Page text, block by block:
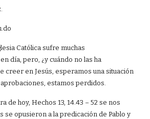
Católica sufre muchas
día, pero, ¿y cuándo no las ha
creer en Jesús, esperamos una situación
estamos perdidos.
de hoy, Hechos 13, 14.43 – 52 se nos
se opusieron a la predicación de Pablo y